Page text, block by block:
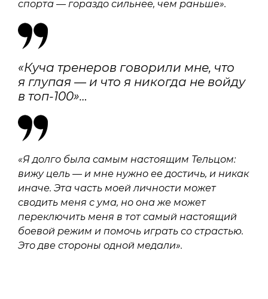
спорта — гораздо сильнее, чем раньше».
«Куча тренеров говорили мне, что
я глупая — и что я никогда не войду
в топ-100»…
«Я долго была самым настоящим Тельцом:
вижу цель — и мне нужно ее достичь, и никак
иначе. Эта часть моей личности может
сводить меня с ума, но она же может
переключить меня в тот самый настоящий
боевой режим и помочь играть со страстью.
Это две стороны одной медали».